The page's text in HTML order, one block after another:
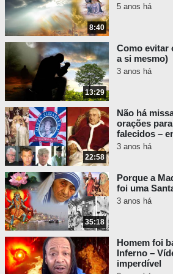
nós. Então estávamos ali
parados. Estávamos a
para o indivíduo a
telhado.
[Entrevistador:]E ele
arma, certo?
[Participante:]
Podíamos vê-lo
um rifle. Com certeza.
Apontamos na sua
polícia estava lá em
correr no chão. E nós
«Ei, rapaz! Tem um cara
telhado com um rifle».
disse: «O quê?». Como
soubessem o que se
passar. Nós dizíamos:
mesmo no telhado!
lo daqui mesmo.
8:40
5 anos há
13:29
Como evitar
a si mesmo)
3 anos há
22:58
Não há
orações
falecidos –
3 anos há
35:18
Porque a
foi uma
3 anos há
Homem foi
Inferno –
imperdível